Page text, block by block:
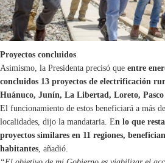
Proyectos concluidos
Asimismo, la Presidenta precisó que entre
concluidos 13 proyectos de electrificación
Huánuco, Junín, La Libertad, Loreto,
El funcionamiento de estos beneficiará a más
localidades, dijo la mandataria. En lo que
proyectos similares en 11 regiones,
habitantes, añadió.